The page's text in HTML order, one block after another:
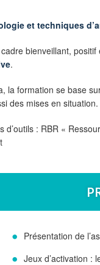
et techniques
bienveillant,
.
la formation se base
des mises en situation.
d’outils : RBR «
Présentation de
Jeux d’activation :